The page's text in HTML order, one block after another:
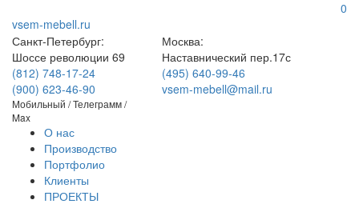
0
vsem-mebell.ru
Санкт-Петербург:
Шоссе революции 69
(812) 748-17-24
(900) 623-46-90
Мобильный / Телеграмм /
Max
Москва:
Наставнический пер.17с
(495) 640-99-46
vsem-mebell@mail.ru
О нас
Производство
Портфолио
Клиенты
ПРОЕКТЫ